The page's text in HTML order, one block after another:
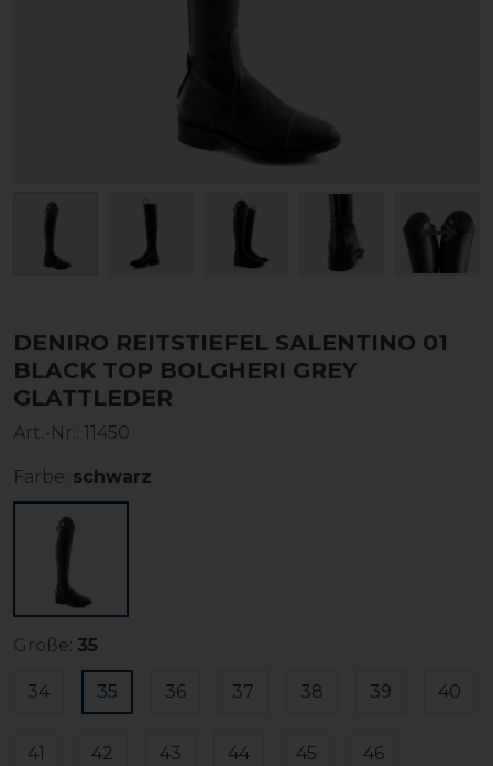
DENIRO REITSTIEFEL SALENTINO 01
BLACK TOP BOLGHERI GREY
GLATTLEDER
Art.-Nr.: 11450
Farbe: schwarz
Größe: 35
34 35 36 37 38 39 40
41 42 43 44 45 46